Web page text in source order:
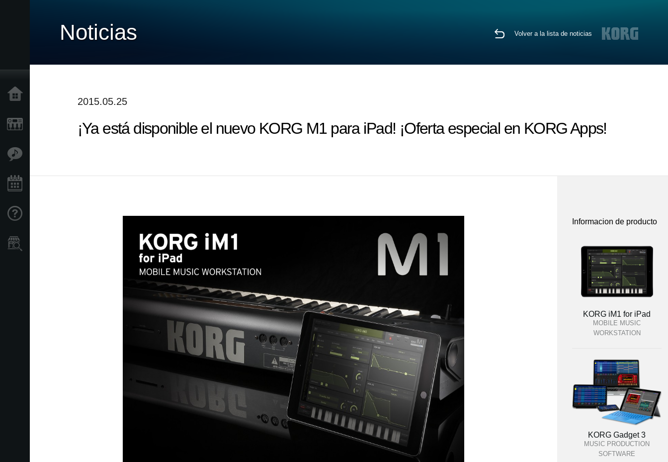
Noticias Volver a la lista de noticias
2015.05.25
¡Ya está disponible el nuevo KORG M1 para iPad! ¡Oferta especial en KORG Apps!
Informacion de producto
KORG iM1 for iPad
MOBILE MUSIC
WORKSTATION
KORG Gadget 3
MUSIC PRODUCTION
SOFTWARE